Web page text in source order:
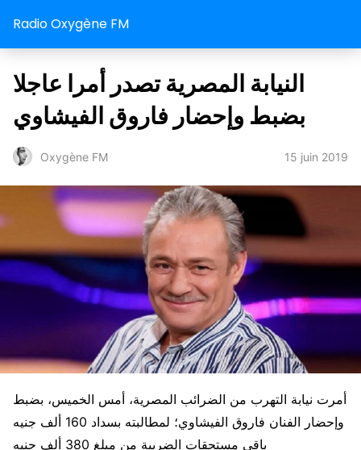
Radio Oxygène FM
النيابة المصرية تصدر أمرا عاجلا
بضبط وإحضار فاروق الفيشاوي
Oxygène FM 15 juin 2019
أمرت نيابة التهرب من الضرائب المصرية، أمس الخميس، بضبط
وإحضار الفنان فاروق الفيشاوي؛ لمطالبته بسداد 160 ألف جنيه
باقي مستحقات الضريبة من مبلغ 380 ألف جنيه